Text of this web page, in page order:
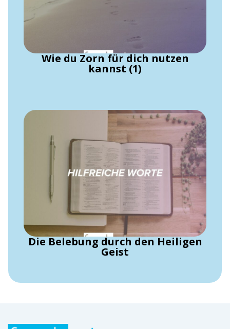
Wie du Zorn für dich nutzen
kannst (1)
Die Belebung durch den Heiligen
Geist